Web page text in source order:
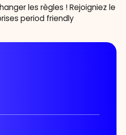
les règles ! Rejoigniez le
period friendly